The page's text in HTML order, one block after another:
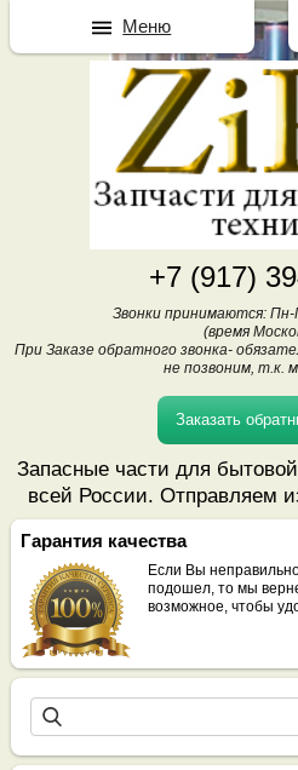
+7 (917)
Звонки принимаются:
(время
При Заказе обратного звонка-
не позвоним, т.к.
Заказать
Запасные части для
всей России. Отправляем
Гарантия качества
Если Вы
подошел, то мы
возможное, чтобы
Меню